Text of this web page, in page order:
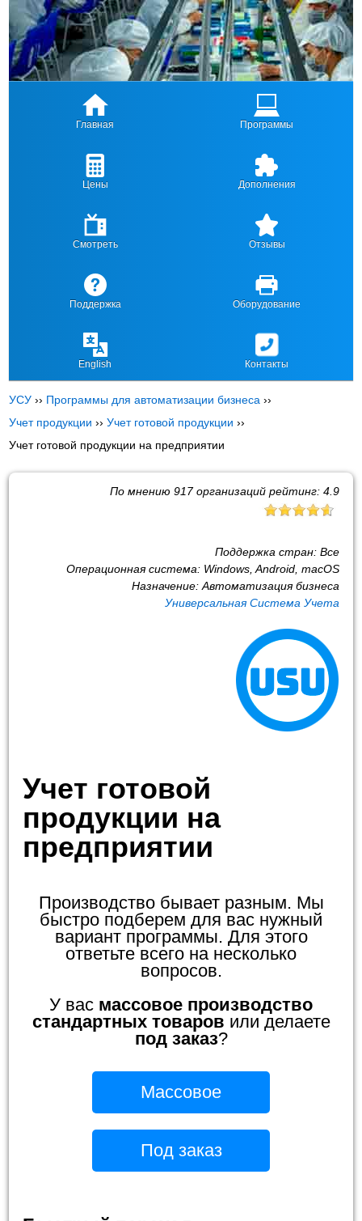
Главная Программы
Цены Дополнения
Смотреть Отзывы
Поддержка Оборудование
English Контакты
УСУ ›› Программы для автоматизации бизнеса ››
Учет продукции ››Учет готовой продукции ››
Учет готовой продукции на предприятии
По мнению 917организаций рейтинг: 4.9
Поддержка стран: Все
Операционная система: Windows, Android, macOS
Назначение: Автоматизация бизнеса
Универсальная Система Учета
Учет готовой
продукции на
предприятии
Производство бывает разным. Мы
быстро подберем для вас нужный
вариант программы. Для этого
ответьте всего на несколько
вопросов.
У вас массовое производство
стандартных товаров или делаете
под заказ?
Массовое
Под заказ